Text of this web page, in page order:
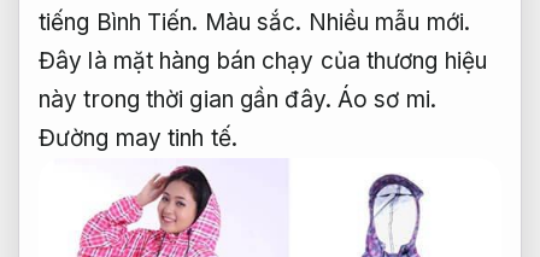
tiếng Bình Tiến. Màu sắc. Nhiều mẫu mới.
Đây là mặt hàng bán chạy của thương hiệu
này trong thời gian gần đây. Áo sơ mi.
Đường may tinh tế.